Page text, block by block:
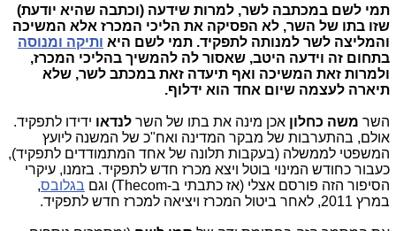
תמי לשם במכתבה לשר, למרות שידעה (וכתבה שהיא יודעת)
שזו בתו של השר, לא הפסיקה את הליכי המכרז אלא המשיכה
והמליצה לשר למנותה לתפקיד. תמי לשם היא ותיקה ומנוסה
בתחום זה וידעה היטב, שאסור לה להמשיך בהליכי המכרז,
ולמרות זאת המשיכה ואף תיעדה זאת במכתב לשר, שלא
תיארה לעצמה שיום אחד הוא ידלוף.
השר משה כחלון אכן מינה את בתו של השר לנדאו ידידו לתפקיד.
אולם, בהתערבות של מבקר המדינה ואח"כ של המשנה ליועץ
המשפטי לממשלה (בעקבות תלונה של אחד המתמודדים לתפקיד),
כעבור כחודש המינוי בוטל ויצא מכרז חדש לתפקיד. בזמנו, עיקרי
הסיפור הזה פורסם אצלי (אז כתבתי ב-Thecom) וגם
בגלובס,
במרץ 2011, לאחר ביטול המכרז ויציאה למכרז חדש לתפקיד.